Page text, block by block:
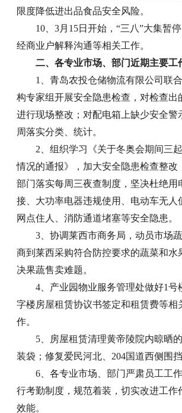
限度降低进出品食品安全风险。
10、3月15日开始，“三八”大集暂
经商业户解释沟通等相关工作。
二、各专业市场、部门近期主要工
1、青岛农投仓储物流有限公司联
构专家组开展安全隐患检查，对检查出
进行现场整改；对配电箱上缺少安全警
周落实分类、统计。
2、组织学习《关于冬奥会期间三
情况的通报》，加大安全隐患检查整改
部门落实每周三夜查制度，坚决杜绝用
接、大功率电器违规使用、电动车无人
网点住人、消防通道堵塞等安全隐患。
3、协调莱西市商务局，动员市场
商到莱西采购符合防控要求的蔬菜和水
决果蔬售卖难题。
4、产业园物业服务管理处做好1号
字楼房屋租赁协议书签定和租赁费等相
作。
5、房屋租赁清理黄帝陵院内晾晒
装袋；修复爱民河北、204国道西侧围挡
6、各专业市场、部门严肃员工工
行考勤制度，规范着装，切实改进工作
效能。